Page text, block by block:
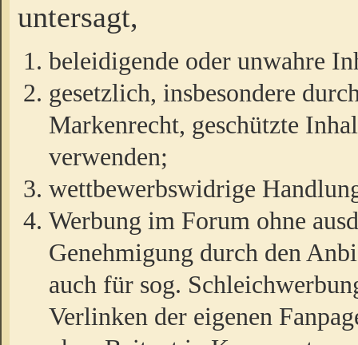
untersagt,
beleidigende oder unwahre
gesetzlich, insbesondere
Markenrecht, geschützte
verwenden;
wettbewerbswidrige
Werbung im Forum ohne
Genehmigung durch den
auch für sog.
Verlinken der eigenen